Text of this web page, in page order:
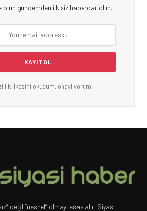
olun gündemden ilk siz haberdar olun.
İlkesini okudum, onaylıyorum.
değil “nesnel” olmayı esas alır. Siyasi